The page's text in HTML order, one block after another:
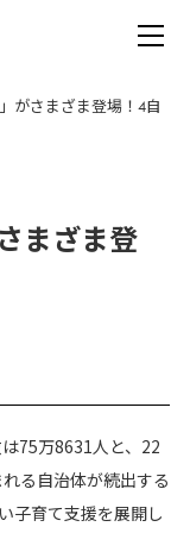
がさまざま登場！4自
まざま登
75万8631人と、22
る自治体が続出する
子育て支援を展開し